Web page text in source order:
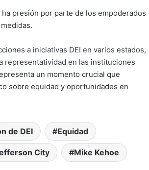
presión por parte de los empoderados
a iniciativas DEI en varios estados,
representatividad en las instituciones
un momento crucial que
sobre equidad y oportunidades en
de DEI Equidad
City Mike Kehoe
Missouri rechaza eliminar el impuesto
sobre la renta y Bell derrota a Bush en